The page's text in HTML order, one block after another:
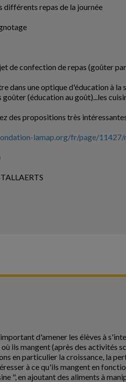
différents repas de la journée
de confection de repas (goûter
dans une optique d'éducation à la
goûter (éducation au goût)...les
des propositions très
lamap.org/fr/page/11427/
d'amener les élèves à
ils mangent (après des activités
en particulier la croissance, la
à ce qu'ils mangent en
", en ajoutant des aliments à